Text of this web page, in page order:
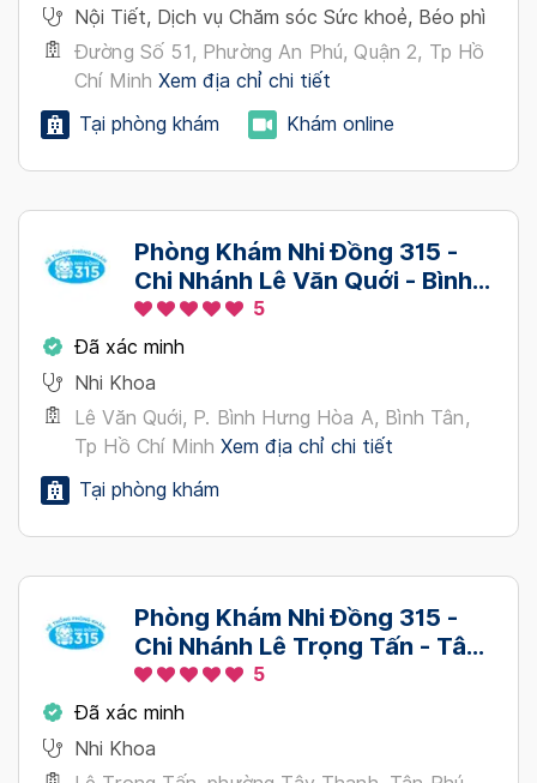
Nội Tiết, Dịch vụ Chăm sóc Sức khoẻ, Béo phì
Đường Số 51, Phường An Phú, Quận 2, Tp Hồ
Chí Minh Xem địa chỉ chi tiết
Tại phòng khám
Khám online
Phòng Khám Nhi Đồng 315 -
Chi Nhánh Lê Văn Quới - Bình
Tân
5
Đã xác minh
Nhi Khoa
Lê Văn Quới, P. Bình Hưng Hòa A, Bình Tân,
Tp Hồ Chí Minh Xem địa chỉ chi tiết
Tại phòng khám
Phòng Khám Nhi Đồng 315 -
Chi Nhánh Lê Trọng Tấn - Tân
Phú
5
Đã xác minh
Nhi Khoa